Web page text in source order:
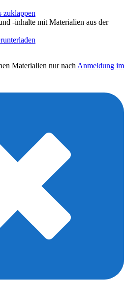
zuklappen
-inhalte mit Materialien aus der
Materialien nur nach Anmeldung im